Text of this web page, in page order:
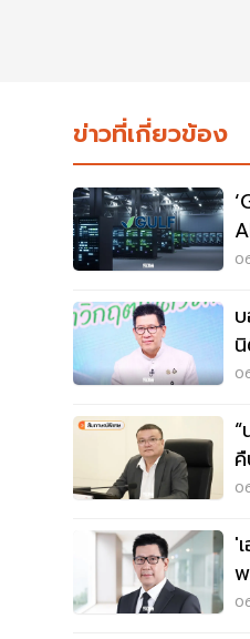
ข่าวที่เกี่ยวข้อง
AI’ ตั้งเป้ารา
คืบ ลุ้น 11 ส.ค
'